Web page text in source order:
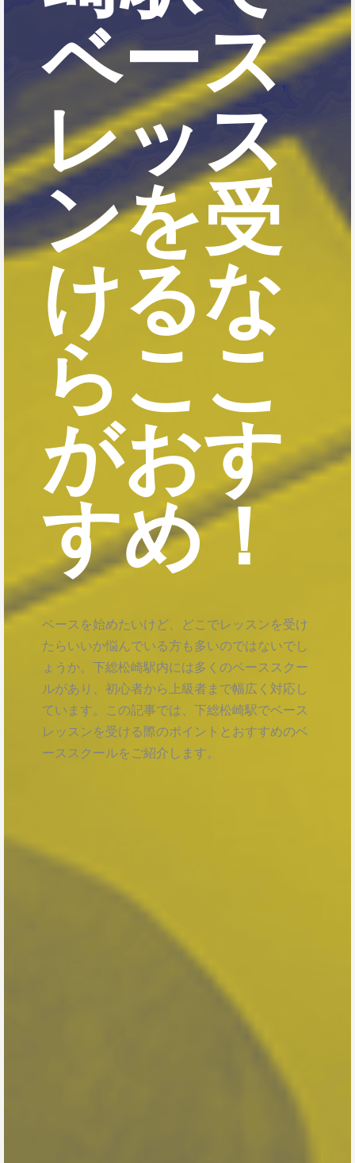
ベース
レッス
ンを受
けるな
らここ
がおす
すめ！
ベースを始めたいけど、どこでレッスンを受け
たらいいか悩んでいる方も多いのではないでし
ょうか。下総松崎駅内には多くのベーススクー
ルがあり、初心者から上級者まで幅広く対応し
ています。この記事では、下総松崎駅でベース
レッスンを受ける際のポイントとおすすめのベ
ーススクールをご紹介します。